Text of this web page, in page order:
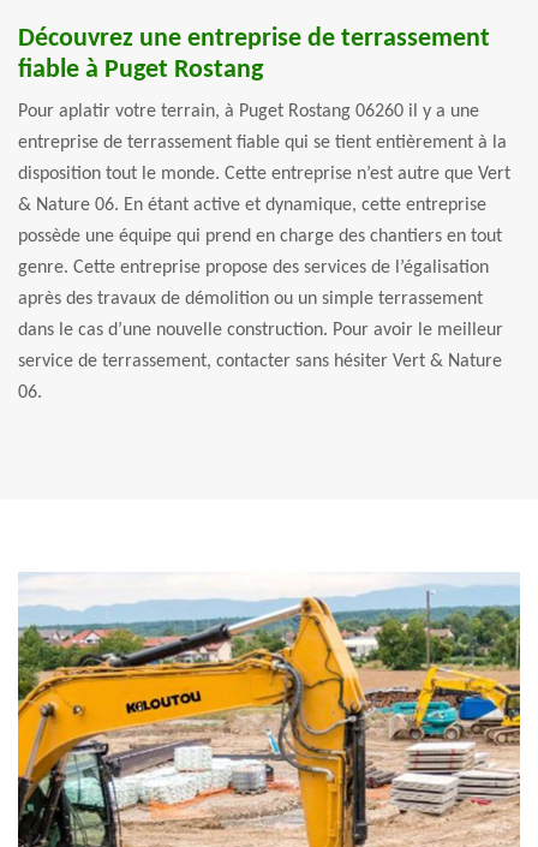
Découvrez une entreprise de terrassement
fiable à Puget Rostang
Pour aplatir votre terrain, à Puget Rostang 06260 il y a une
entreprise de terrassement fiable qui se tient entièrement à la
disposition tout le monde. Cette entreprise n’est autre que Vert
& Nature 06. En étant active et dynamique, cette entreprise
possède une équipe qui prend en charge des chantiers en tout
genre. Cette entreprise propose des services de l’égalisation
après des travaux de démolition ou un simple terrassement
dans le cas d’une nouvelle construction. Pour avoir le meilleur
service de terrassement, contacter sans hésiter Vert & Nature
06.